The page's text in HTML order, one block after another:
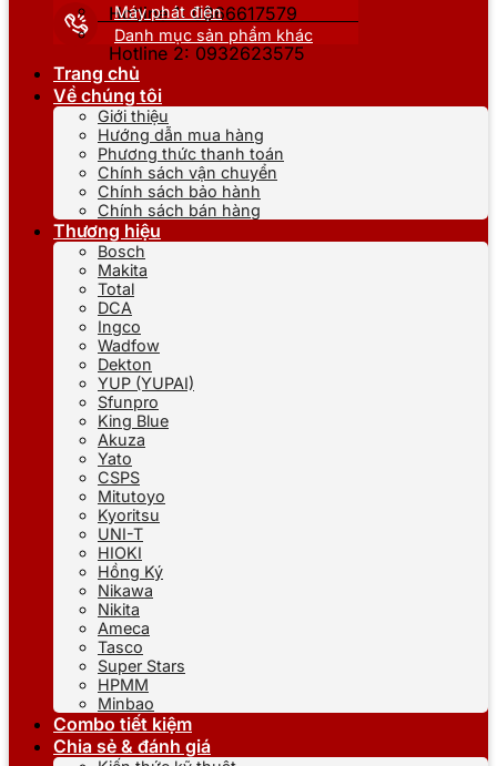
Hotline 1: 0866617579
Hotline 2: 0932623575
Máy phát điện
Danh mục sản phẩm khác
Trang chủ
Về chúng tôi
Giới thiệu
Hướng dẫn mua hàng
Phương thức thanh toán
Chính sách vận chuyển
Chính sách bảo hành
Chính sách bán hàng
Thương hiệu
Bosch
Makita
Total
DCA
Ingco
Wadfow
Dekton
YUP (YUPAI)
Sfunpro
King Blue
Akuza
Yato
CSPS
Mitutoyo
Kyoritsu
UNI-T
HIOKI
Hồng Ký
Nikawa
Nikita
Ameca
Tasco
Super Stars
HPMM
Minbao
Combo tiết kiệm
Chia sẻ & đánh giá